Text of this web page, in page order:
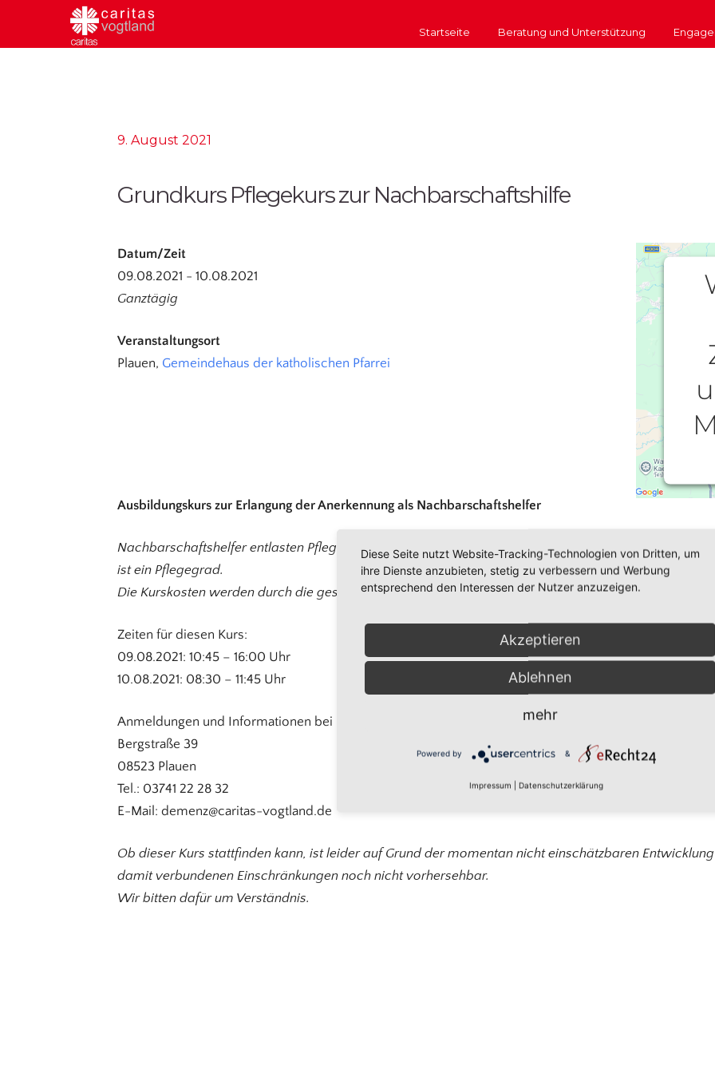
Startseite Beratung und Unterstützung
9. August 2021
Grundkurs Pflegekurs zur Nachbarschaftshilfe
Datum/Zeit
09.08.2021 - 10.08.2021
Ganztägig
Veranstaltungsort
Plauen, Gemeindehaus der katholischen Pfarrei
Ausbildungskurs zur Erlangung der Anerkennung als Nachbarschaftshelfer
Nachbarschaftshelfer entlasten Pflegepersonen. Sie betreuen Betroffene stundenweise.
ist ein Pflegegrad.
Die Kurskosten werden durch die gesetzlichen Pflegekassen übernommen.
Zeiten für diesen Kurs:
09.08.2021: 10:45 – 16:00 Uhr
10.08.2021: 08:30 – 11:45 Uhr
Anmeldungen und Informationen bei Frau Lochmann, Caritasverband Vogtland e.V.:
Bergstraße 39
08523 Plauen
Tel.: 03741 22 28 32
E-Mail: demenz@caritas-vogtland.de
Ob dieser Kurs stattfinden kann, ist leider auf Grund der momentan nicht einschätzbaren
damit verbundenen Einschränkungen noch nicht vorhersehbar.
Wir bitten dafür um Verständnis.
Diese Seite nutzt Website-Tracking-Technologien von Dritten, um
ihre Dienste anzubieten, stetig zu verbessern und Werbung
entsprechend den Interessen der Nutzer anzuzeigen.
Akzeptieren
Ablehnen
mehr
Powered by &
Impressum | Datenschutzerklärung